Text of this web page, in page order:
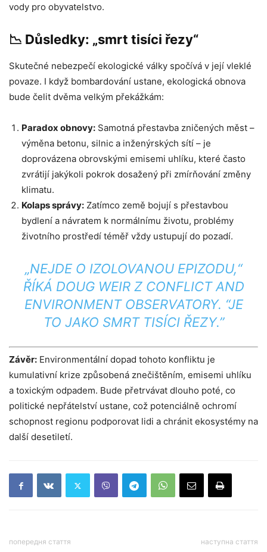
vody pro obyvatelstvo.
📉 Důsledky: „smrt tisíci řezy“
Skutečné nebezpečí ekologické války spočívá v její vleklé
povaze. I když bombardování ustane, ekologická obnova
bude čelit dvěma velkým překážkám:
Paradox obnovy: Samotná přestavba zničených měst –
výměna betonu, silnic a inženýrských sítí – je
doprovázena obrovskými emisemi uhlíku, které často
zvrátijí jakýkoli pokrok dosažený při zmírňování změny
klimatu.
Kolaps správy: Zatímco země bojují s přestavbou
bydlení a návratem k normálnímu životu, problémy
životního prostředí téměř vždy ustupují do pozadí.
„NEJDE O IZOLOVANOU EPIZODU,“
ŘÍKÁ DOUG WEIR Z CONFLICT AND
ENVIRONMENT OBSERVATORY. “JE
TO JAKO SMRT TISÍCI ŘEZY.”
Závěr: Environmentální dopad tohoto konfliktu je
kumulativní krize způsobená znečištěním, emisemi uhlíku
a toxickým odpadem. Bude přetrvávat dlouho poté, co
politické nepřátelství ustane, což potenciálně ochromí
schopnost regionu podporovat lidi a chránit ekosystémy na
další desetiletí.
попередня стаття наступна стаття